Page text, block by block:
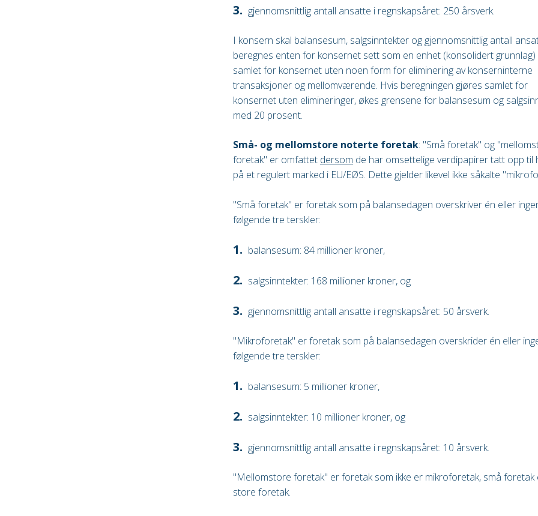
gjennomsnittlig antall ansatte i regnskapsåret: 250 årsverk.
I konsern skal balansesum, salgsinntekter og gjennomsnittlig antall
beregnes enten for konsernet sett som en enhet (konsolidert grunnlag)
samlet for konsernet uten noen form for eliminering av konserninterne
transaksjoner og mellomværende. Hvis beregningen gjøres samlet for
konsernet uten elimineringer, økes grensene for balansesum og
med 20 prosent.
Små- og mellomstore noterte foretak: "Små foretak" og
foretak" er omfattet dersom de har omsettelige verdipapirer tatt opp til
på et regulert marked i EU/EØS. Dette gjelder likevel ikke såkalte
"Små foretak" er foretak som på balansedagen overskriver én eller
følgende tre terskler:
balansesum: 84 millioner kroner,
salgsinntekter: 168 millioner kroner, og
gjennomsnittlig antall ansatte i regnskapsåret: 50 årsverk.
"Mikroforetak" er foretak som på balansedagen overskrider én eller
følgende tre terskler:
balansesum: 5 millioner kroner,
salgsinntekter: 10 millioner kroner, og
gjennomsnittlig antall ansatte i regnskapsåret: 10 årsverk.
"Mellomstore foretak" er foretak som ikke er mikroforetak, små foretak
store foretak.